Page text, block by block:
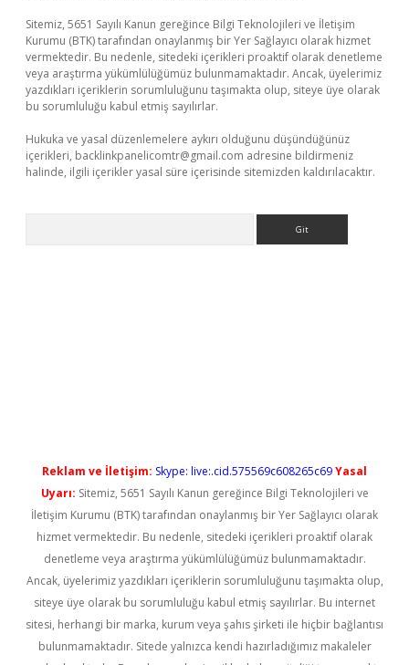
Sitemiz, 5651 Sayılı Kanun gereğince Bilgi Teknolojileri ve İletişim
Kurumu (BTK) tarafından onaylanmış bir Yer Sağlayıcı olarak hizmet
vermektedir. Bu nedenle, sitedeki içerikleri proaktif olarak denetleme
veya araştırma yükümlülüğümüz bulunmamaktadır. Ancak, üyelerimiz
yazdıkları içeriklerin sorumluluğunu taşımakta olup, siteye üye olarak
bu sorumluluğu kabul etmiş sayılırlar.
Hukuka ve yasal düzenlemelere aykırı olduğunu düşündüğünüz
içerikleri, backlinkpanelicomtr@gmail.com adresine bildirmeniz
halinde, ilgili içerikler yasal süre içerisinde sitemizden kaldırılacaktır.
Reklam ve İletişim: Skype: live:.cid.575569c608265c69Yasal
Uyarı: Sitemiz, 5651 Sayılı Kanun gereğince Bilgi Teknolojileri ve
İletişim Kurumu (BTK) tarafından onaylanmış bir Yer Sağlayıcı olarak
hizmet vermektedir. Bu nedenle, sitedeki içerikleri proaktif olarak
denetleme veya araştırma yükümlülüğümüz bulunmamaktadır.
Ancak, üyelerimiz yazdıkları içeriklerin sorumluluğunu taşımakta olup,
siteye üye olarak bu sorumluluğu kabul etmiş sayılırlar. Bu internet
sitesi, herhangi bir marka, kurum veya şahıs şirketi ile hiçbir bağlantısı
bulunmamaktadır. Sitede yalnızca kendi hazırladığımız makaleler